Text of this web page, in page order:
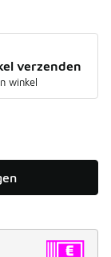
verzenden
winkel